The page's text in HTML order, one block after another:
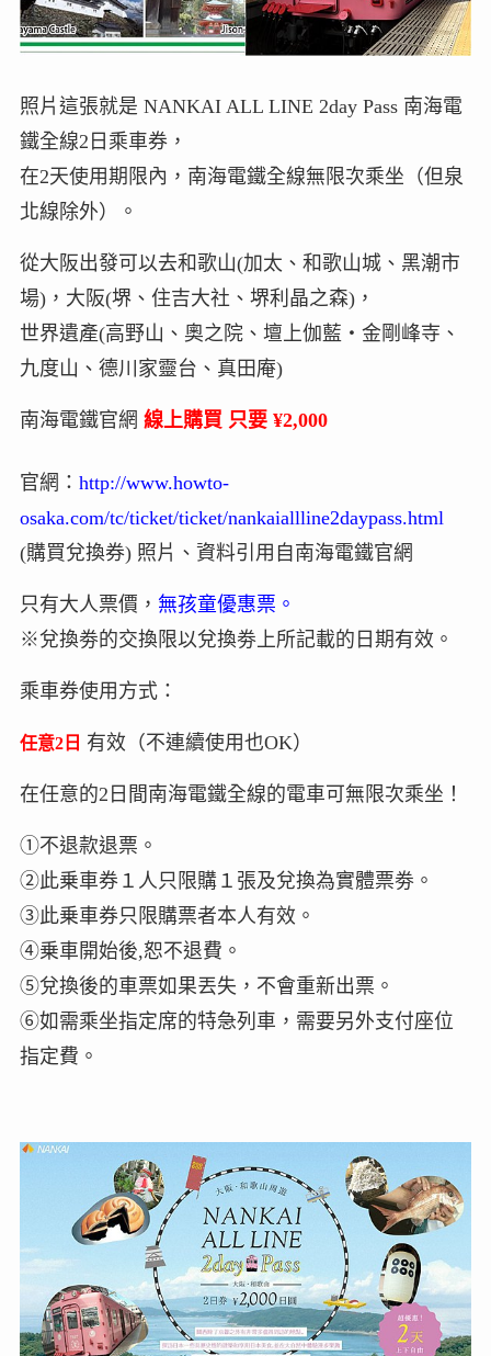
照片這張就是 NANKAI ALL LINE 2day Pass 南海電
鐵全線2日乘車券，
在2天使用期限內，南海電鐵全線無限次乘坐（但泉
北線除外）。
從大阪出發可以去和歌山(加太、和歌山城、黑潮市
場)，大阪(堺、住吉大社、堺利晶之森)，
世界遺產(高野山、奧之院、壇上伽藍‧金剛峰寺、
九度山、德川家靈台、真田庵)
南海電鐵官網 線上購買 只要 ¥2,000
官網： http://www.howto-
osaka.com/tc/ticket/ticket/nankaiallline2daypass.html
(購買兌換券) 照片、資料引用自南海電鐵官網
只有大人票價， 無孩童優惠票。
※兌換劵的交換限以兌換劵上所記載的日期有效。
乘車券使用方式：
任意2日 有效（不連續使用也OK）
在任意的2日間南海電鐵全線的電車可無限次乘坐！
①不退款退票。
②此乗車券１人只限購１張及兌換為實體票劵。
③此乗車券只限購票者本人有效。
④乗車開始後,恕不退費。
⑤兌換後的車票如果丟失，不會重新出票。
⑥如需乘坐指定席的特急列車，需要另外支付座位
指定費。